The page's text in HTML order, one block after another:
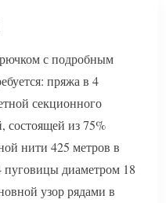
с подробным
пряжа в 4
секционного
состоящей из 75%
нити 425 метров в
диаметром 18
узор рядами в